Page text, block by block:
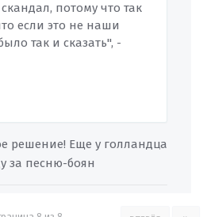
потому что так
если это не наши
так и сказать", -
решение! Еще у голландца
за песню-боян